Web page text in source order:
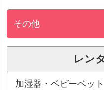
その他
レン
加湿器・ベビーベッ